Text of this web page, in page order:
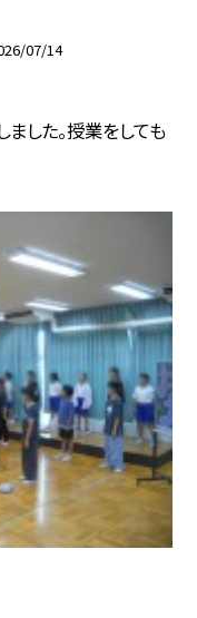
07/14
した。授業をしても